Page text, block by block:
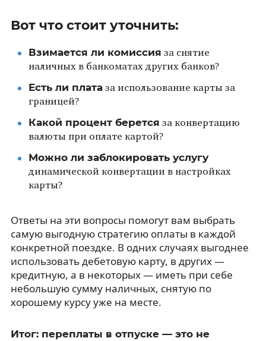
Вот что стоит уточнить:
Взимается ли комиссия за снятие
наличных в банкоматах других банков?
Есть ли платаза использование карты за
границей?
Какой процент берется за конвертацию
валюты при оплате картой?
Можно ли заблокировать услугу
динамической конвертации в настройках
карты?
Ответы на эти вопросы помогут вам выбрать
самую выгодную стратегию оплаты в каждой
конкретной поездке. В одних случаях выгоднее
использовать дебетовую карту, в других —
кредитную, а в некоторых — иметь при себе
небольшую сумму наличных, снятую по
хорошему курсу уже на месте.
Итог: переплаты в отпуске — это не